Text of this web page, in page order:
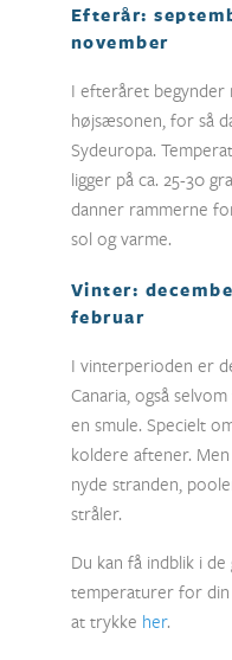
Efterår:
november
I efteråret begynder
højsæsonen, for så
Sydeuropa.
ligger på ca. 25-30
danner rammerne
sol og varme.
Vinter:
februar
I vinterperioden er
Canaria, også
en smule. Specielt
koldere aftener.
nyde stranden,
stråler.
Du kan få indblik i de
temperaturer for
at trykke her.